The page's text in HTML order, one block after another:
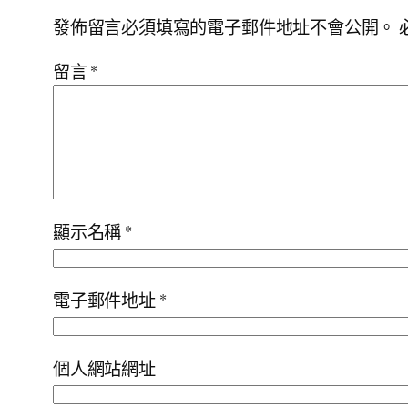
發佈留言必須填寫的電子郵件地址不會公開。
留言*
顯示名稱*
電子郵件地址*
個人網站網址